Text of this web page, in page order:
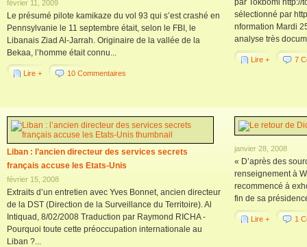
février 11, 2009
Le présumé pilote kamikaze du vol 93 qui s’est crashé en
Pennsylvanie le 11 septembre était, selon le FBI, le
Libanais Ziad Al-Jarrah. Originaire de la vallée de la
Bekaa, l’homme était connu...
Lire + 10 Commentaires
par Tokbomi
sélectionné par
nformation Mardi
analyse très
Lire + 7
Liban : l’ancien directeur des services secrets
français accuse les Etats-Unis
février 15, 2008
Extraits d’un entretien avec Yves Bonnet, ancien directeur
de la DST (Direction de la Surveillance du Territoire). Al
Intiquad, 8/02/2008 Traduction par Raymond RICHA -
Pourquoi toute cette préoccupation internationale au
Liban ?...
janvier 28, 2008
« D’après des
renseignement à
recommencé à
fin de sa
Lire + 1